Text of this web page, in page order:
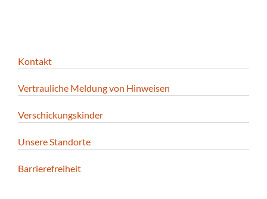
Kontakt
Vertrauliche Meldung von Hinweisen
Verschickungskinder
Unsere Standorte
Barrierefreiheit